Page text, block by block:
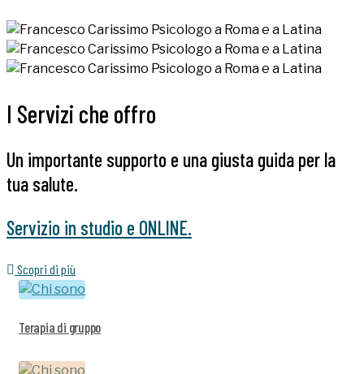
I Servizi che offro
Un importante supporto e una giusta guida per la
tua salute.
Servizio in studio e ONLINE.
Scopri di più
Terapia di gruppo